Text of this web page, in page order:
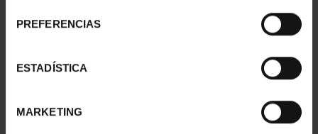
PREFERENCIAS
ESTADÍSTICA
MARKETING
275 ANIVERSARIO DE GOYA (2021) LA COMETA